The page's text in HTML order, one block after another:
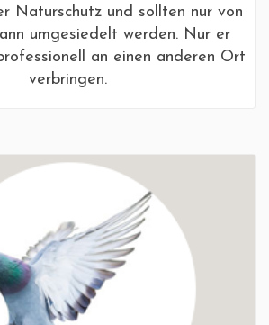
Naturschutz und sollten nur von
umgesiedelt werden. Nur er
an einen anderen Ort
verbringen.